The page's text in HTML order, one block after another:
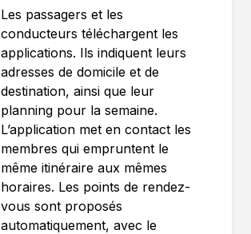
Les passagers et les
conducteurs téléchargent les
applications. Ils indiquent leurs
adresses de domicile et de
destination, ainsi que leur
planning pour la semaine.
L’application met en contact les
membres qui empruntent le
même itinéraire aux mêmes
horaires. Les points de rendez-
vous sont proposés
automatiquement, avec le